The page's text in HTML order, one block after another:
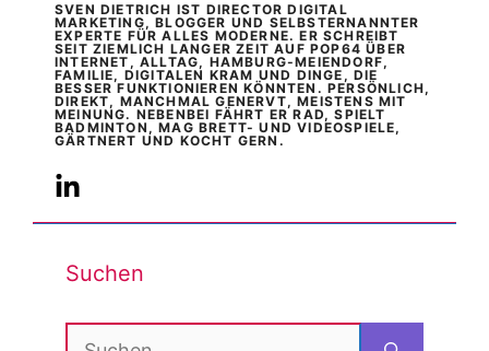
SVEN DIETRICH IST DIRECTOR DIGITAL
MARKETING, BLOGGER UND SELBSTERNANNTER
EXPERTE FÜR ALLES MODERNE. ER SCHREIBT
SEIT ZIEMLICH LANGER ZEIT AUF POP64 ÜBER
INTERNET, ALLTAG, HAMBURG-MEIENDORF,
FAMILIE, DIGITALEN KRAM UND DINGE, DIE
BESSER FUNKTIONIEREN KÖNNTEN. PERSÖNLICH,
DIREKT, MANCHMAL GENERVT, MEISTENS MIT
MEINUNG. NEBENBEI FÄHRT ER RAD, SPIELT
BADMINTON, MAG BRETT- UND VIDEOSPIELE,
GÄRTNERT UND KOCHT GERN.
Suchen
Suchen